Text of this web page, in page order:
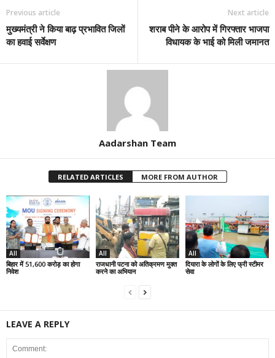
Previous article
मुख्यमंत्री ने किया बाढ़ प्रभावित जिलों
का हवाई सर्वेक्षण
Next article
शराब पीने के आरोप में गिरफ्तार भाजपा
विधायक के भाई को मिली जमानत
Aadarshan Team
RELATED ARTICLES MORE FROM AUTHOR
All
बिहार में 51,600 करोड़ का होगा
निवेश
All
राजधानी पटना को अतिक्रमण मुक्त
करने का अभियान
All
दियारा के लोगों के लिए फ्री स्टीमर
सेवा
LEAVE A REPLY